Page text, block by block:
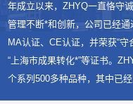
年成立以来，ZHYQ一直恪守
管理不断*和创新，公司已经通
MA认证、CE认证，并荣获“守
“上海市成果转化*”等证书。
个系列500多种品种，其中已